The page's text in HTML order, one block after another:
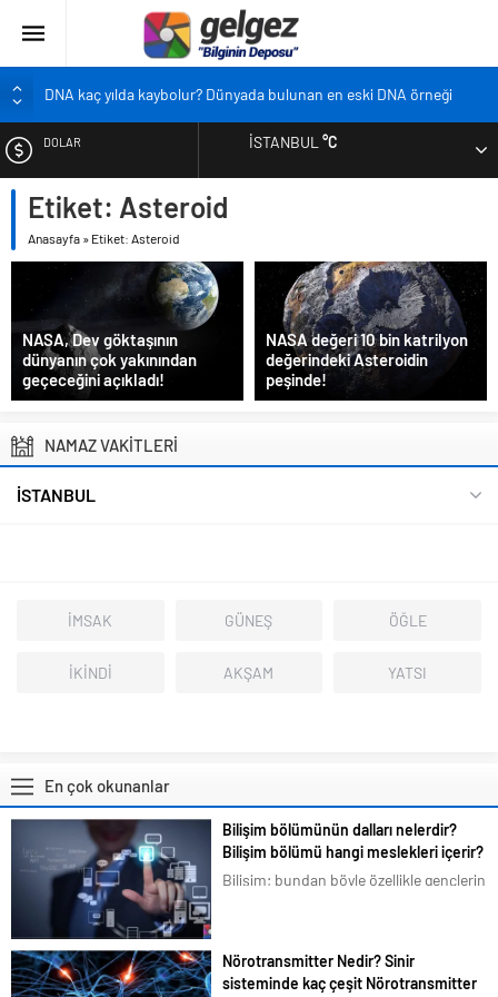
DNA kaç yılda kaybolur? Dünyada bulunan en eski DNA örneği
Pandemi bebekleri neden diğer bebeklerden farklı?
Siyah çay içmek ölüm riskini azaltıyor
DOLAR
EURO
BIST
İSTANBUL°C
Etiket: Asteroid
Anasayfa » Etiket: Asteroid
NASA, Dev göktaşının
dünyanın çok yakınından
geçeceğini açıkladı!
NASA değeri 10 bin katrilyon
değerindeki Asteroidin
peşinde!
NAMAZ VAKİTLERİ
İSTANBUL
İMSAK GÜNEŞ ÖĞLE
İKİNDİ AKŞAM YATSI
En çok okunanlar
Bilişim bölümünün dalları nelerdir?
Bilişim bölümü hangi meslekleri içerir?
Bilişim; bundan böyle özellikle gençlerin
en basit bir şeyi bile akıllı telefonlarımız
üzerindeki uygulamalardan...
Nörotransmitter Nedir? Sinir
sisteminde kaç çeşit Nörotransmitter